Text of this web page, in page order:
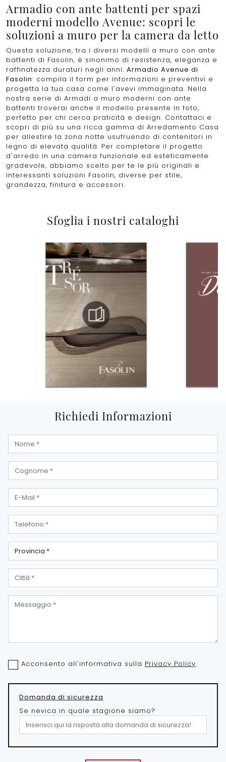
Armadio con ante battenti per spazi
moderni modello Avenue: scopri le
soluzioni a muro per la camera da letto
Questa soluzione, tra i diversi modelli a muro con ante
battenti di Fasolin, è sinonimo di resistenza, eleganza e
raffinatezza duraturi negli anni. Armadio Avenue di
Fasolin: compila il form per informazioni e preventivi e
progetta la tua casa come l'avevi immaginata. Nella
nostra serie di Armadi a muro moderni con ante
battenti troverai anche il modello presente in foto,
perfetto per chi cerca praticità e design. Contattaci e
scopri di più su una ricca gamma di Arredamento Casa
per allestire la zona notte usufruendo di contenitori in
legno di elevata qualità. Per completare il progetto
d'arredo in una camera funzionale ed esteticamente
gradevole, abbiamo scelto per te le più originali e
interessanti soluzioni Fasolin, diverse per stile,
grandezza, finitura e accessori.
Sfoglia i nostri cataloghi
Richiedi Informazioni
Acconsento all'informativa sulla Privacy Policy
Domanda di sicurezza
Se nevica in quale stagione siamo?